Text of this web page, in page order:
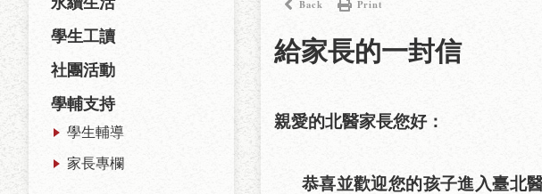
學生工讀
社團活動
學輔支持
學生輔導
家長專欄
Back Print
給家長的一封信
親愛的北醫家長您好：
恭喜並歡迎您的孩子進入臺北